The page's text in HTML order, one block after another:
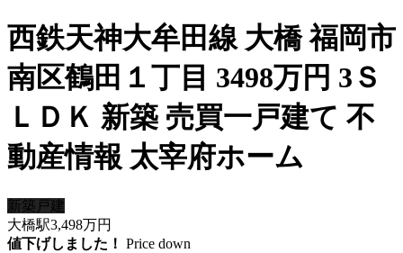
西鉄天神大牟田線 大橋 福岡市
南区鶴田１丁目 3498万円 3Ｓ
ＬＤＫ 新築 売買一戸建て 不
動産情報 太宰府ホーム
新築戸建
大橋駅3,498万円
値下げしました！ Price down